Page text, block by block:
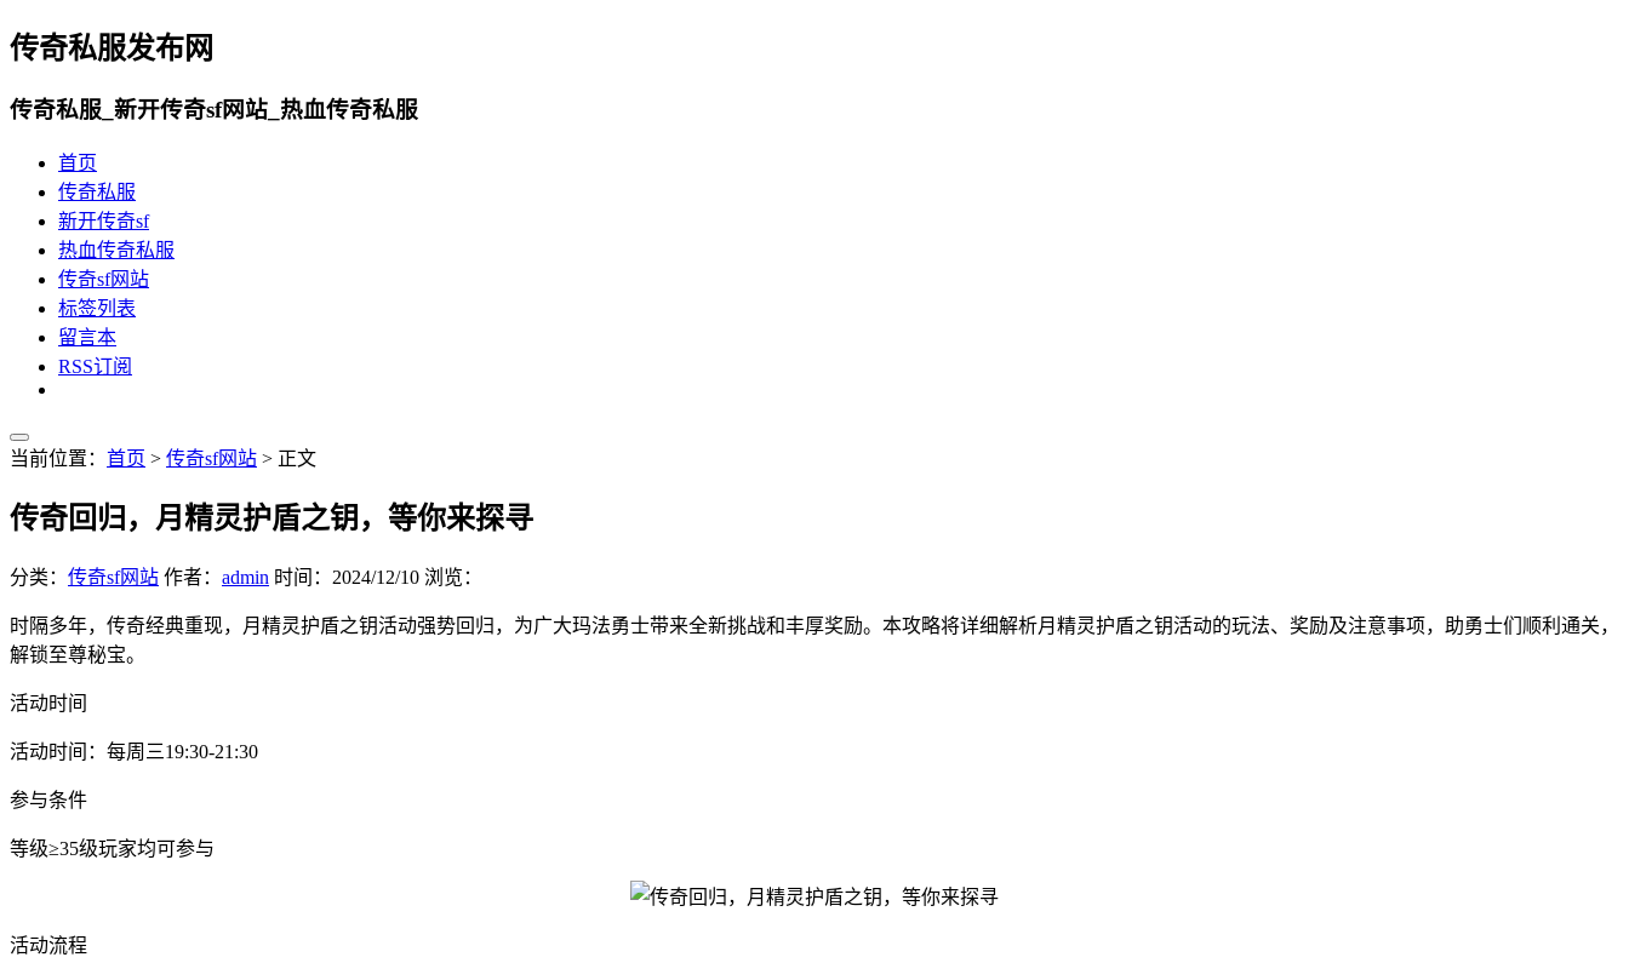
传奇私服发布网
传奇私服_新开传奇sf网站_热血传奇私服
首页
传奇私服
新开传奇sf
热血传奇私服
传奇sf网站
标签列表
留言本
RSS订阅
当前位置： 首页 > 传奇sf网站 > 正文
传奇回归，月精灵护盾之钥，等你来探寻
分类： 传奇sf网站 作者： admin 时间： 2024/12/10 浏览：
时隔多年，传奇经典重现，月精灵护盾之钥活动强势回归，为广大玛法勇士带来全新挑战和丰厚奖励。本攻略将详细解析月精灵护盾之钥活动的玩法、奖励及注意事项，助勇士们顺利通关，
解锁至尊秘宝。
活动时间
活动时间：每周三19:30-21:30
参与条件
等级≥35级玩家均可参与
活动流程